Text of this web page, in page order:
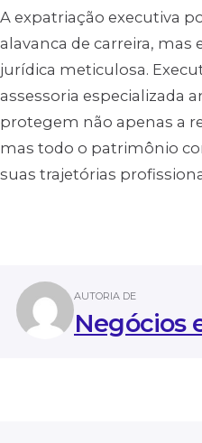
A expatriação executiva
alavanca de carreira, mas
jurídica meticulosa.
assessoria especializada
protegem não apenas a
mas todo o patrimônio
suas trajetórias
AUTORIA DE
Negócios